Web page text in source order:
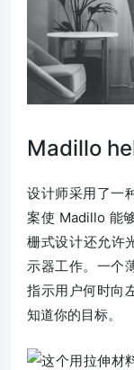
Madillo
设计师采用了一
案使 Madillo 能
栅式设计还允许
示器工作。一个
指示用户何时向
知道你的目标。